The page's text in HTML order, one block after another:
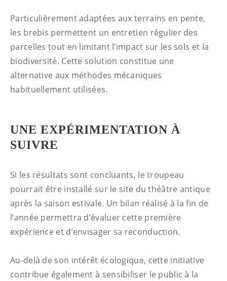
Particulièrement adaptées aux terrains en pente,
les brebis permettent un entretien régulier des
parcelles tout en limitant l’impact sur les sols et la
biodiversité. Cette solution constitue une
alternative aux méthodes mécaniques
habituellement utilisées.
UNE EXPÉRIMENTATION À
SUIVRE
Si les résultats sont concluants, le troupeau
pourrait être installé sur le site du théâtre antique
après la saison estivale. Un bilan réalisé à la fin de
l’année permettra d’évaluer cette première
expérience et d’envisager sa reconduction.
Au-delà de son intérêt écologique, cette initiative
contribue également à sensibiliser le public à la